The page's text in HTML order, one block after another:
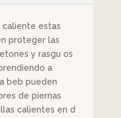
caliente estas
proteger las
y rasgu os
a
beb pueden
de piernas
calientes en d